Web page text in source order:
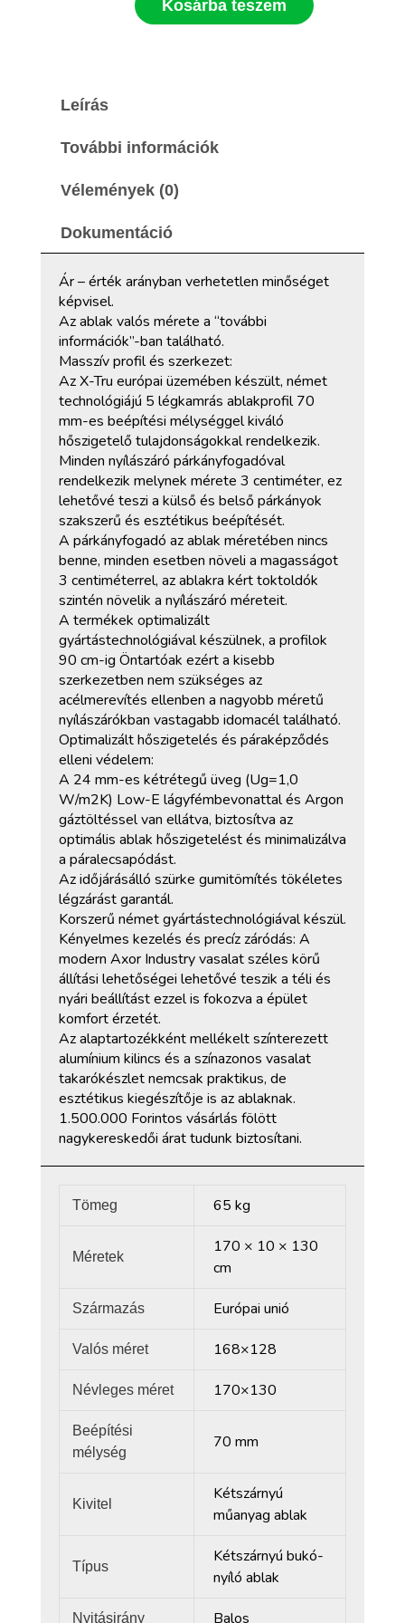
Kosárba teszem
Leírás
További információk
Vélemények (0)
Dokumentáció
Ár – érték arányban verhetetlen minőséget
képvisel.
Az ablak valós mérete a “további
információk”-ban található.
Masszív profil és szerkezet:
Az X-Tru európai üzemében készült, német
technológiájú 5 légkamrás ablakprofil 70
mm-es beépítési mélységgel kiváló
hőszigetelő tulajdonságokkal rendelkezik.
Minden nyílászáró párkányfogadóval
rendelkezik melynek mérete 3 centiméter, ez
lehetővé teszi a külső és belső párkányok
szakszerű és esztétikus beépítését.
A párkányfogadó az ablak méretében nincs
benne, minden esetben növeli a magasságot
3 centiméterrel, az ablakra kért toktoldók
szintén növelik a nyílászáró méreteit.
A termékek optimalizált
gyártástechnológiával készülnek, a profilok
90 cm-ig Öntartóak ezért a kisebb
szerkezetben nem szükséges az
acélmerevítés ellenben a nagyobb méretű
nyílászárókban vastagabb idomacél található.
Optimalizált hőszigetelés és páraképződés
elleni védelem:
A 24 mm-es kétrétegű üveg (Ug=1,0
W/m2K) Low-E lágyfémbevonattal és Argon
gáztöltéssel van ellátva, biztosítva az
optimális ablak hőszigetelést és minimalizálva
a páralecsapódást.
Az időjárásálló szürke gumitömítés tökéletes
légzárást garantál.
Korszerű német gyártástechnológiával készül.
Kényelmes kezelés és precíz záródás: A
modern Axor Industry vasalat széles körű
állítási lehetőségei lehetővé teszik a téli és
nyári beállítást ezzel is fokozva a épület
komfort érzetét.
Az alaptartozékként mellékelt színterezett
alumínium kilincs és a színazonos vasalat
takarókészlet nemcsak praktikus, de
esztétikus kiegészítője is az ablaknak.
1.500.000 Forintos vásárlás fölött
nagykereskedői árat tudunk biztosítani.
Tömeg 65 kg
Méretek
170 × 10 × 130
cm
Származás Európai unió
Valós méret 168×128
Névleges méret 170×130
Beépítési
mélység
70 mm
Kivitel
Kétszárnyú
műanyag ablak
Típus
Kétszárnyú bukó-
nyíló ablak
Nyitásirány Balos